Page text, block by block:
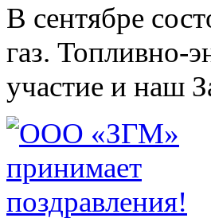
В сентябре
газ. Топливно-
участие и наш